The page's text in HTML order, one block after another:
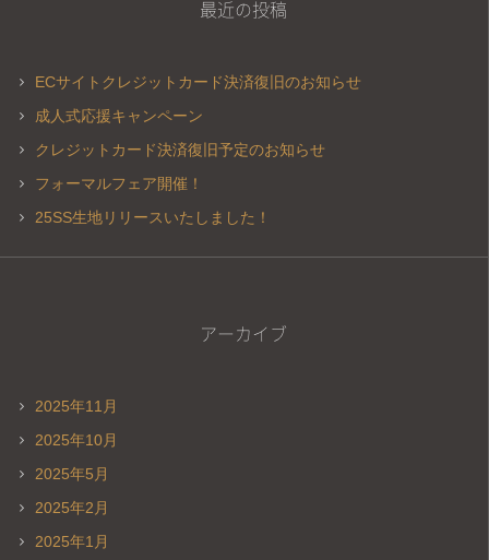
最近の投稿
ECサイトクレジットカード決済復旧のお知らせ
成人式応援キャンペーン
クレジットカード決済復旧予定のお知らせ
フォーマルフェア開催！
25SS生地リリースいたしました！
アーカイブ
2025年11月
2025年10月
2025年5月
2025年2月
2025年1月